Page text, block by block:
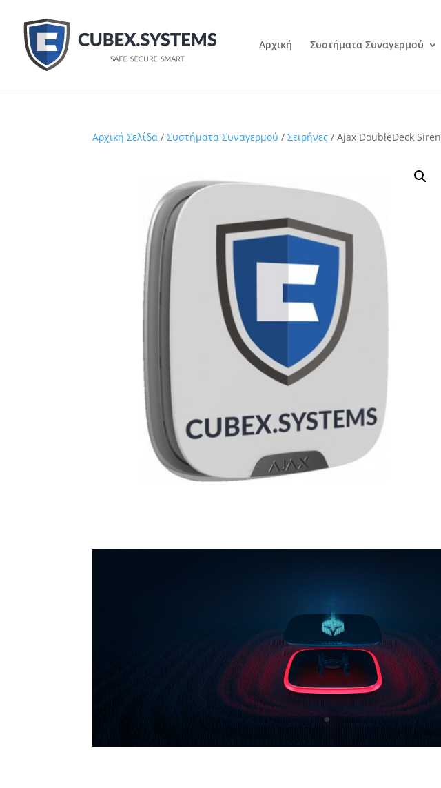
Αρχική Συστήματα Συναγερμού
Αρχική Σελίδα /Συστήματα Συναγερμού /Σειρήνες / Ajax DoubleDeck Siren